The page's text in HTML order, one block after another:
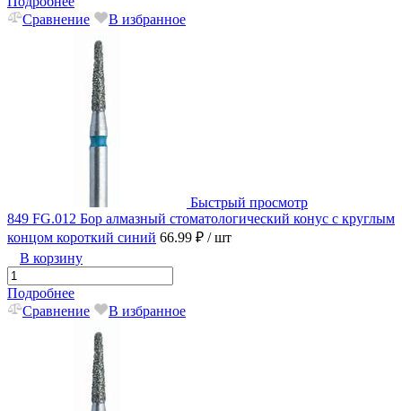
Сравнение
В избранное
Быстрый просмотр
849 FG.012 Бор алмазный стоматологический конус с круглым
концом короткий синий 66.99 ₽ / шт
В корзину
Подробнее
Сравнение
В избранное